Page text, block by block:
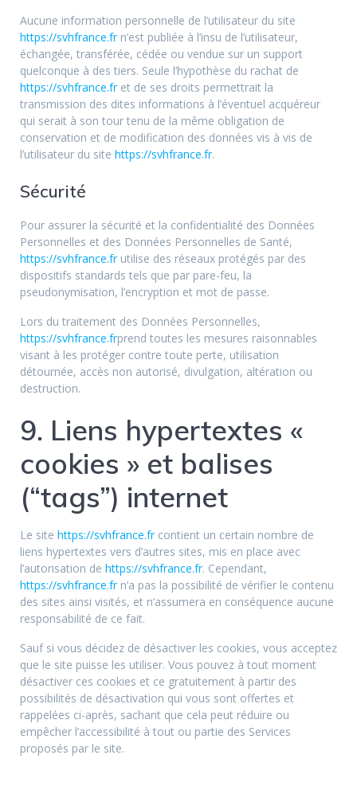
Aucune information personnelle de l’utilisateur du site
https://svhfrance.frn’est publiée à l’insu de l’utilisateur,
échangée, transférée, cédée ou vendue sur un support
quelconque à des tiers. Seule l’hypothèse du rachat de
https://svhfrance.fret de ses droits permettrait la
transmission des dites informations à l’éventuel acquéreur
qui serait à son tour tenu de la même obligation de
conservation et de modification des données vis à vis de
l’utilisateur du site https://svhfrance.fr.
Sécurité
Pour assurer la sécurité et la confidentialité des Données
Personnelles et des Données Personnelles de Santé,
https://svhfrance.frutilise des réseaux protégés par des
dispositifs standards tels que par pare-feu, la
pseudonymisation, l’encryption et mot de passe.
Lors du traitement des Données Personnelles,
https://svhfrance.frprend toutes les mesures raisonnables
visant à les protéger contre toute perte, utilisation
détournée, accès non autorisé, divulgation, altération ou
destruction.
9. Liens hypertextes «
cookies » et balises
(“tags”) internet
Le site https://svhfrance.frcontient un certain nombre de
liens hypertextes vers d’autres sites, mis en place avec
l’autorisation de https://svhfrance.fr. Cependant,
https://svhfrance.frn’a pas la possibilité de vérifier le contenu
des sites ainsi visités, et n’assumera en conséquence aucune
responsabilité de ce fait.
Sauf si vous décidez de désactiver les cookies, vous acceptez
que le site puisse les utiliser. Vous pouvez à tout moment
désactiver ces cookies et ce gratuitement à partir des
possibilités de désactivation qui vous sont offertes et
rappelées ci-après, sachant que cela peut réduire ou
empêcher l’accessibilité à tout ou partie des Services
proposés par le site.